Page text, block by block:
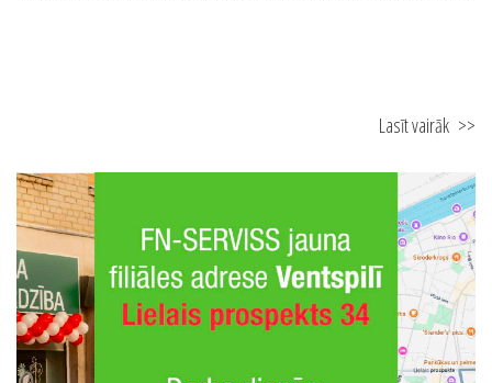
Lasīt vairāk >>